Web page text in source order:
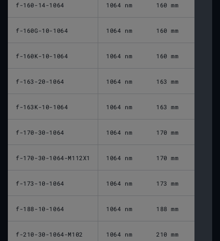
f-160-14-1064 1064 nm 160 mm
f-160G-10-1064 1064 nm 160 mm
f-160K-10-1064 1064 nm 160 mm
f-163-20-1064 1064 nm 163 mm
f-163K-10-1064 1064 nm 163 mm
f-170-30-1064 1064 nm 170 mm
f-170-30-1064-M112X1 1064 nm 170 mm
f-173-10-1064 1064 nm 173 mm
f-188-10-1064 1064 nm 188 mm
f-210-30-1064-M102 1064 nm 210 mm